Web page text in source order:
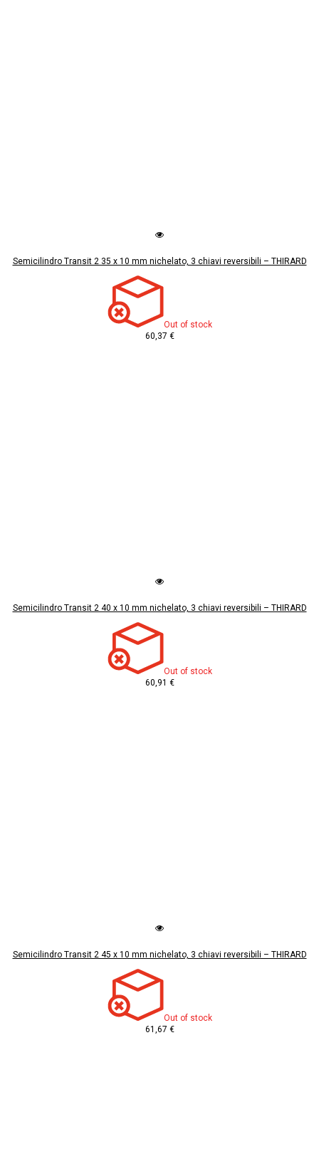
Semicilindro Transit 2 35 x 10 mm nichelato, 3 chiavi reversibili – THIRARD
Out of stock
60,37 €
Semicilindro Transit 2 40 x 10 mm nichelato, 3 chiavi reversibili – THIRARD
Out of stock
60,91 €
Semicilindro Transit 2 45 x 10 mm nichelato, 3 chiavi reversibili – THIRARD
Out of stock
61,67 €